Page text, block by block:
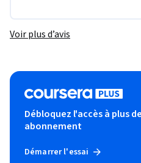
Voir plus d’avis
Débloquez l'accès à plus
abonnement
Démarrer l'essai